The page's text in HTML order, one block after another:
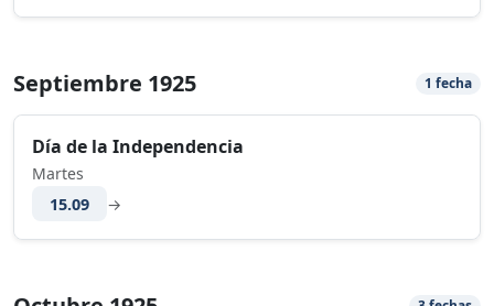
Septiembre 1925 1 fecha
Día de la Independencia
Martes
15.09
→